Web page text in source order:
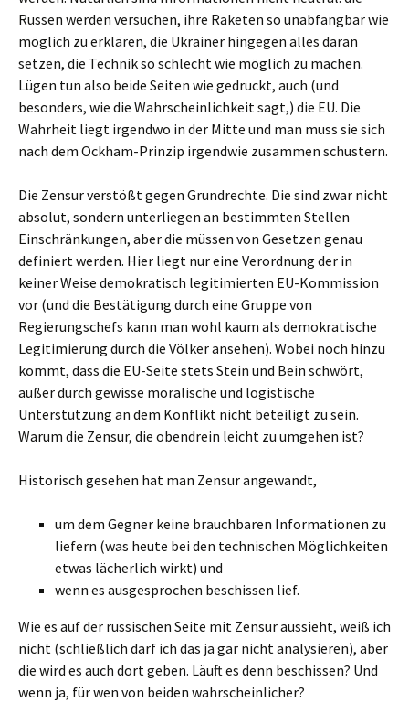
Russen werden versuchen, ihre Raketen so unabfangbar wie
möglich zu erklären, die Ukrainer hingegen alles daran
setzen, die Technik so schlecht wie möglich zu machen.
Lügen tun also beide Seiten wie gedruckt, auch (und
besonders, wie die Wahrscheinlichkeit sagt,) die EU. Die
Wahrheit liegt irgendwo in der Mitte und man muss sie sich
nach dem Ockham-Prinzip irgendwie zusammen schustern.
Die Zensur verstößt gegen Grundrechte. Die sind zwar nicht
absolut, sondern unterliegen an bestimmten Stellen
Einschränkungen, aber die müssen von Gesetzen genau
definiert werden. Hier liegt nur eine Verordnung der in
keiner Weise demokratisch legitimierten EU-Kommission
vor (und die Bestätigung durch eine Gruppe von
Regierungschefs kann man wohl kaum als demokratische
Legitimierung durch die Völker ansehen). Wobei noch hinzu
kommt, dass die EU-Seite stets Stein und Bein schwört,
außer durch gewisse moralische und logistische
Unterstützung an dem Konflikt nicht beteiligt zu sein.
Warum die Zensur, die obendrein leicht zu umgehen ist?
Historisch gesehen hat man Zensur angewandt,
um dem Gegner keine brauchbaren Informationen zu
liefern (was heute bei den technischen Möglichkeiten
etwas lächerlich wirkt) und
wenn es ausgesprochen beschissen lief.
Wie es auf der russischen Seite mit Zensur aussieht, weiß ich
nicht (schließlich darf ich das ja gar nicht analysieren), aber
die wird es auch dort geben. Läuft es denn beschissen? Und
wenn ja, für wen von beiden wahrscheinlicher?